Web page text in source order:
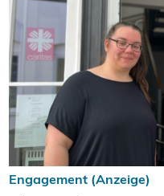
Engagement (Anzeige)